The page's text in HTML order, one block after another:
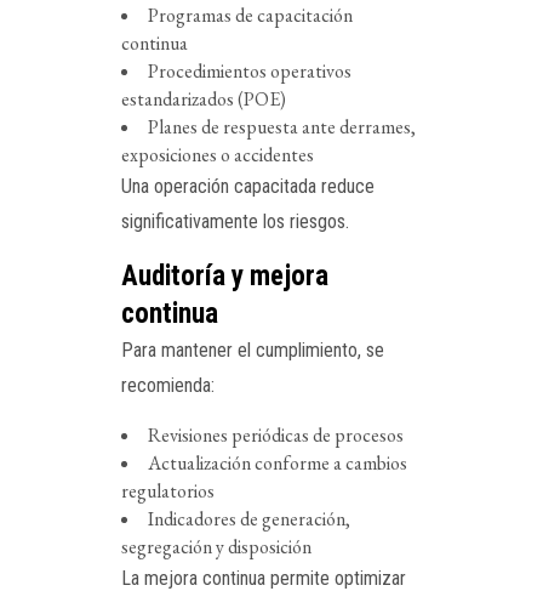
Programas de capacitación
continua
Procedimientos operativos
estandarizados (POE)
Planes de respuesta ante derrames,
exposiciones o accidentes
Una operación capacitada reduce
significativamente los riesgos.
Auditoría y mejora
continua
Para mantener el cumplimiento, se
recomienda:
Revisiones periódicas de procesos
Actualización conforme a cambios
regulatorios
Indicadores de generación,
segregación y disposición
La mejora continua permite optimizar